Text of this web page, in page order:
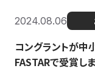
2024.08.06
コングラントが中
FASTARで受賞し